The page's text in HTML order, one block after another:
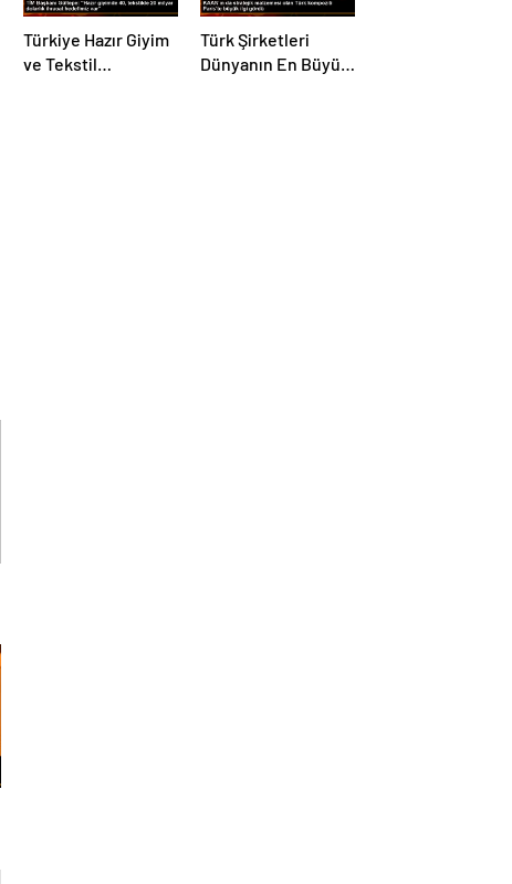
Türkiye Hazır Giyim
ve Tekstil
Türk Şirketleri
Dünyanın En Büyük